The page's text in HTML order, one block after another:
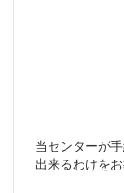
当センターが
出来るわけをお